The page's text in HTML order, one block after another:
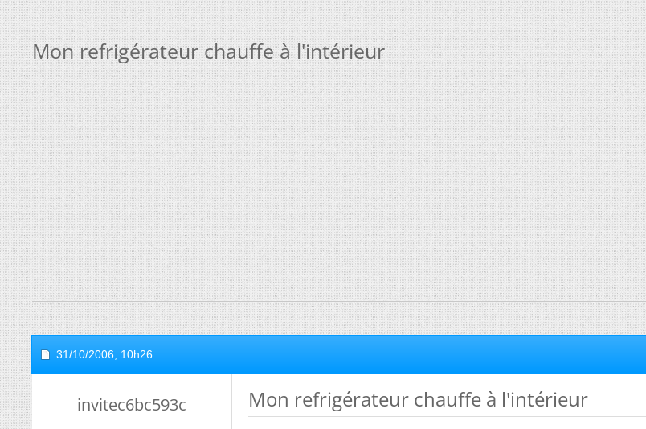
Mon refrigérateur chauffe à l'intérieur
31/10/2006, 10h26
invitec6bc593c Mon refrigérateur chauffe à l'intérieur